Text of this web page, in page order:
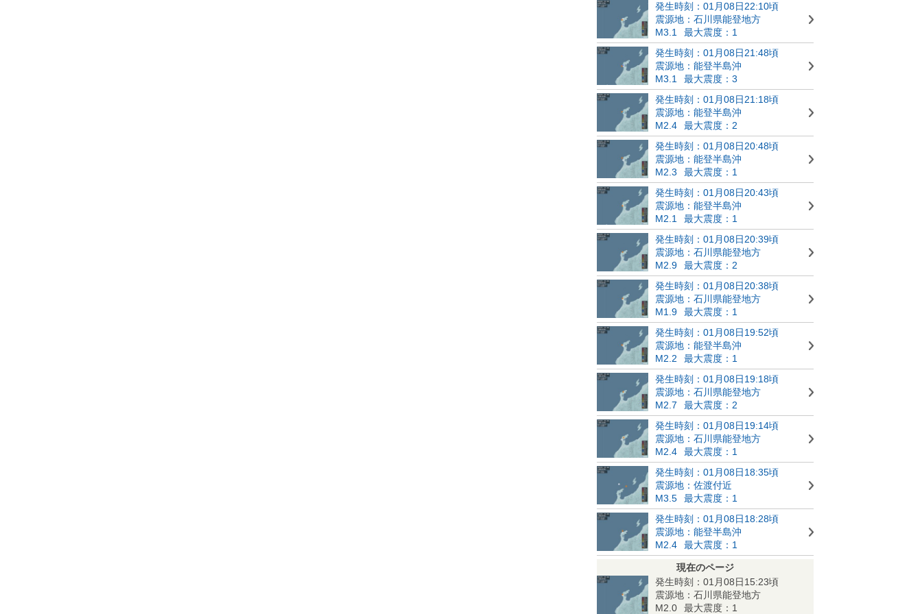
発生時刻：01月08日22:10頃
震源地：石川県能登地方
M3.1
最大震度：1
発生時刻：01月08日21:48頃
震源地：能登半島沖
M3.1
最大震度：3
発生時刻：01月08日21:18頃
震源地：能登半島沖
M2.4
最大震度：2
発生時刻：01月08日20:48頃
震源地：能登半島沖
M2.3
最大震度：1
発生時刻：01月08日20:43頃
震源地：能登半島沖
M2.1
最大震度：1
発生時刻：01月08日20:39頃
震源地：石川県能登地方
M2.9
最大震度：2
発生時刻：01月08日20:38頃
震源地：石川県能登地方
M1.9
最大震度：1
発生時刻：01月08日19:52頃
震源地：能登半島沖
M2.2
最大震度：1
発生時刻：01月08日19:18頃
震源地：石川県能登地方
M2.7
最大震度：2
発生時刻：01月08日19:14頃
震源地：石川県能登地方
M2.4
最大震度：1
発生時刻：01月08日18:35頃
震源地：佐渡付近
M3.5
最大震度：1
発生時刻：01月08日18:28頃
震源地：能登半島沖
M2.4
最大震度：1
現在のページ
発生時刻：01月08日15:23頃
震源地：石川県能登地方
M2.0
最大震度：1